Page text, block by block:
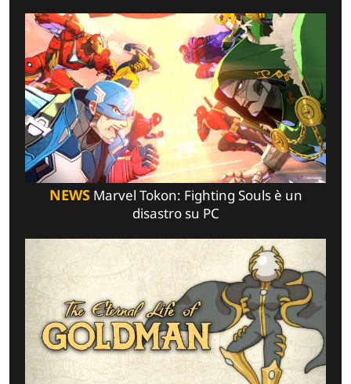
NEWSMarvel Tokon: Fighting Souls è un
disastro su PC